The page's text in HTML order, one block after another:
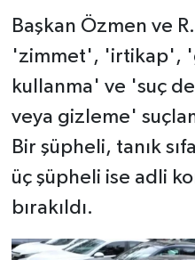
Başkan Özmen ve
'zimmet', 'irtikap',
kullanma' ve 'suç
veya gizleme'
Bir şüpheli, tanık
üç şüpheli ise adli
bırakıldı.